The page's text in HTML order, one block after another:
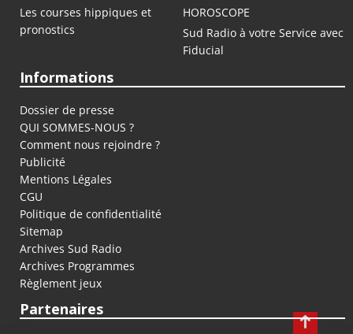
Les courses hippiques et
pronostics
HOROSCOPE
Sud Radio à votre Service avec
Fiducial
Informations
Dossier de presse
QUI SOMMES-NOUS ?
Comment nous rejoindre ?
Publicité
Mentions Légales
CGU
Politique de confidentialité
Sitemap
Archives Sud Radio
Archives Programmes
Règlement jeux
Partenaires